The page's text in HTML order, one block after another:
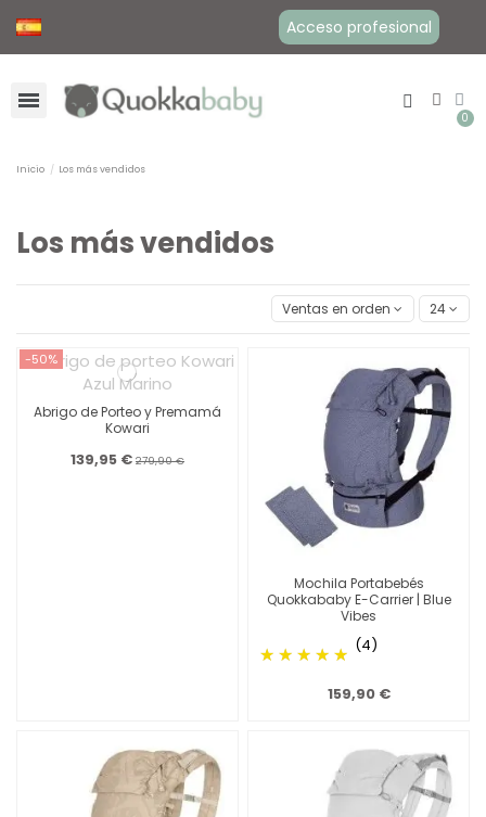
Acceso profesional
Inicio Los más vendidos
Los más vendidos
Ventas en orden decreciente
24
-50%
Abrigo de Porteo y Premamá
Kowari
139,95 € 279,90 €
Mochila Portabebés
Quokkababy E-Carrier | Blue
Vibes
(4)
159,90 €